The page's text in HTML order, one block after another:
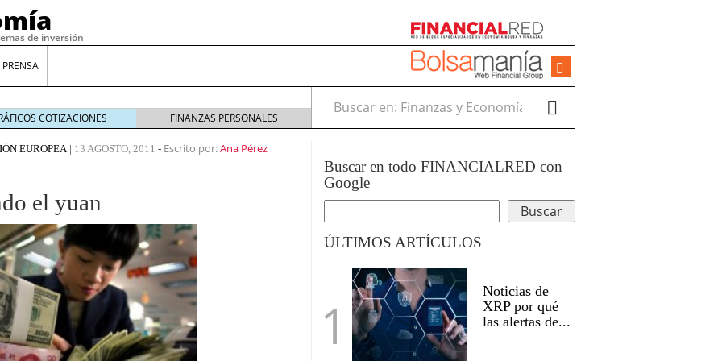
de inversión
¿Por qué el Préstamo Promotor privado
12 de diciembre de 2025
aprovechar esta opción para gestionar tus
de 2025
es una decisión financiera: cómo anticiparte
COTIZACIONES FINANZAS PERSONALES
Buscar en:
EUROPEA| 13 AGOSTO, 2011 - Escrito por:Ana Pérez
el yuan
Buscar en todo FINANCIALRED con
Google
ÚLTIMOS ARTÍCULOS
Noticias de
XRP por qué
las alertas de...